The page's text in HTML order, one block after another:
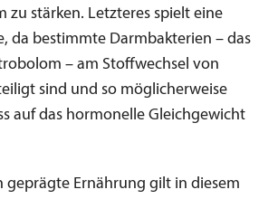
zu stärken. Letzteres spielt eine
da bestimmte Darmbakterien – das
– am Stoffwechsel von
sind und so möglicherweise
auf das hormonelle Gleichgewicht
geprägte Ernährung gilt in diesem